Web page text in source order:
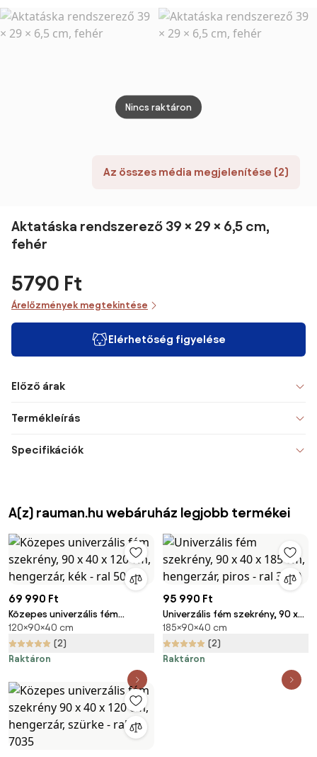
- Kulcsos Záras
Szerszámkészlet
50L x 15.5W x
Az összes média megjelenítése (2)
Nincs raktáron
Aktatáska rendszerező 39 × 29 × 6,5 cm,
fehér
5790 Ft
Árelőzmények megtekintése
Elérhetőség figyelése
Előző árak
Termékleírás
Specifikációk
A(z) rauman.hu webáruház legjobb termékei
69 990 Ft
Közepes univerzális fém
szekrény, 90 x 40 x 120 cm,
hengerzár, kék - ral 5012
120×90×40 cm
(2)
Raktáron
95 990 Ft
Univerzális fém szekrény, 90 x
40 x 185 cm, hengerzár, piros -
ral 3000
185×90×40 cm
(2)
Raktáron